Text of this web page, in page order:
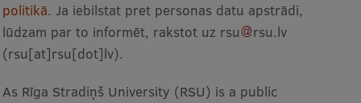
politikā. Ja iebilstat pret personas datu apstrādi,
lūdzam par to informēt, rakstot uz rsu rsu.lv
(rsu[at]rsu[dot]lv).
As Rīga Stradiņš University (RSU) is a public